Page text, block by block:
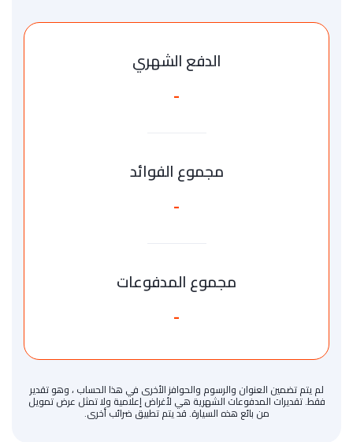
الدفع الشهري
-
مجموع الفوائد
-
مجموع المدفوعات
-
لم يتم تضمين العنوان والرسوم والحوافز الأخرى في هذا الحساب ، وهو تقدير
فقط. تقديرات المدفوعات الشهرية هي لأغراض إعلامية ولا تمثل عرض تمويل
من بائع هذه السيارة. قد يتم تطبيق ضرائب أخرى.